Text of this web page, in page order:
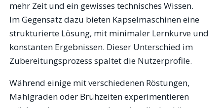
mehr Zeit und ein gewisses technisches Wissen.
Im Gegensatz dazu bieten Kapselmaschinen eine
strukturierte Lösung, mit minimaler Lernkurve und
konstanten Ergebnissen. Dieser Unterschied im
Zubereitungsprozess spaltet die Nutzerprofile.
Während einige mit verschiedenen Röstungen,
Mahlgraden oder Brühzeiten experimentieren